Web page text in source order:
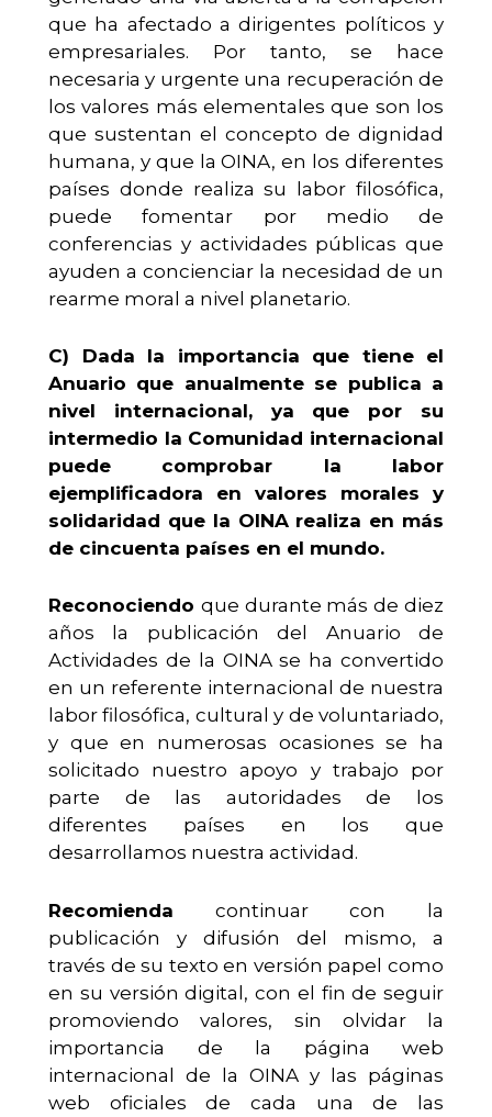
que ha afectado a dirigentes políticos y
empresariales. Por tanto, se hace
necesaria y urgente una recuperación de
los valores más elementales que son los
que sustentan el concepto de dignidad
humana, y que la OINA, en los diferentes
países donde realiza su labor filosófica,
puede fomentar por medio de
conferencias y actividades públicas que
ayuden a concienciar la necesidad de un
rearme moral a nivel planetario.
C) Dada la importancia que tiene el
Anuario que anualmente se publica a
nivel internacional, ya que por su
intermedio la Comunidad internacional
puede comprobar la labor
ejemplificadora en valores morales y
solidaridad que la OINA realiza en más
de cincuenta países en el mundo.
Reconociendo que durante más de diez
años la publicación del Anuario de
Actividades de la OINA se ha convertido
en un referente internacional de nuestra
labor filosófica, cultural y de voluntariado,
y que en numerosas ocasiones se ha
solicitado nuestro apoyo y trabajo por
parte de las autoridades de los
diferentes países en los que
desarrollamos nuestra actividad.
Recomienda continuar con la
publicación y difusión del mismo, a
través de su texto en versión papel como
en su versión digital, con el fin de seguir
promoviendo valores, sin olvidar la
importancia de la página web
internacional de la OINA y las páginas
web oficiales de cada una de las